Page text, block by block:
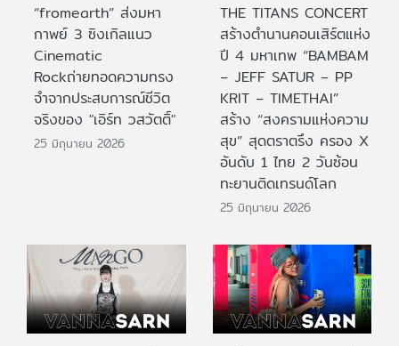
“fromearth” ส่งมหา
กาพย์ 3 ซิงเกิลแนว
Cinematic
Rockถ่ายทอดความทรง
จำจากประสบการณ์ชีวิต
จริงของ "เอิร์ท วสวัตติ์"
25 มิถุนายน 2026
THE TITANS CONCERT
สร้างตำนานคอนเสิร์ตแห่ง
ปี 4 มหาเทพ “BAMBAM
– JEFF SATUR – PP
KRIT – TIMETHAI”
สร้าง “สงครามแห่งความ
สุข” สุดตราตรึง ครอง X
อันดับ 1 ไทย 2 วันซ้อน
ทะยานติดเทรนด์โลก
25 มิถุนายน 2026